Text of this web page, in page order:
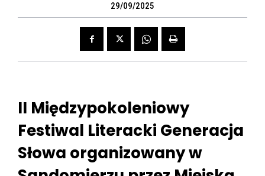
29/09/2025
II Międzypokoleniowy
Festiwal Literacki Generacja
Słowa organizowany w